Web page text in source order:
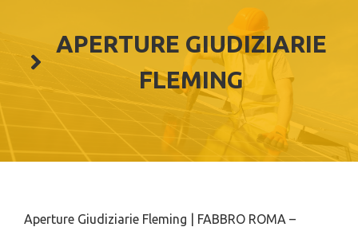
APERTURE GIUDIZIARIE
FLEMING
Aperture Giudiziarie Fleming | FABBRO ROMA –